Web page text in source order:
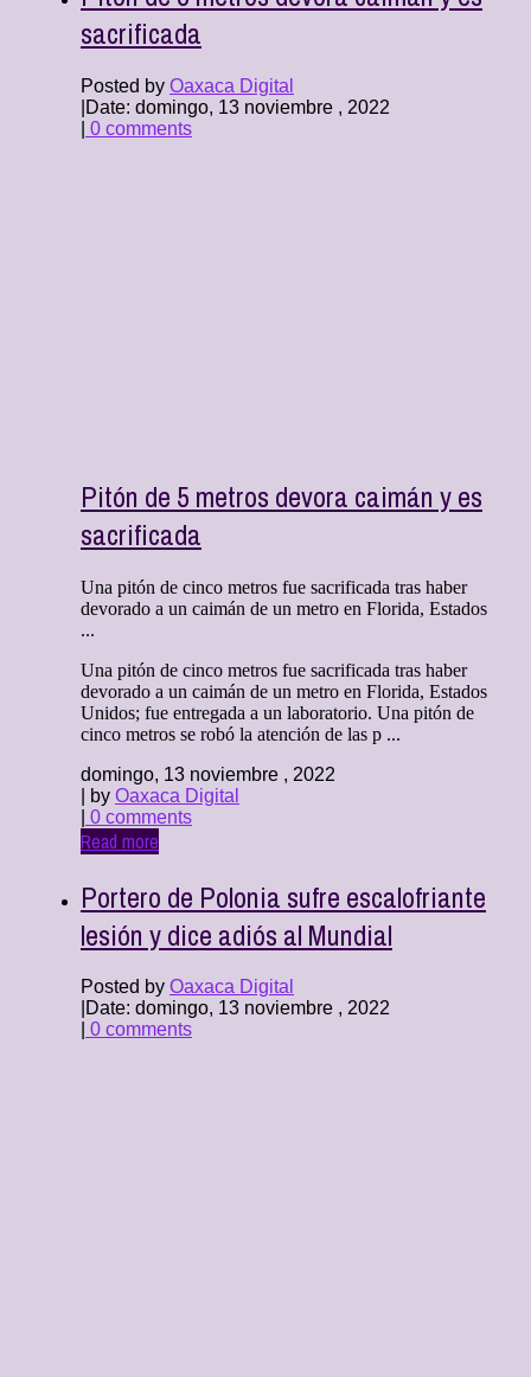
sacrificada
Posted by Oaxaca Digital
Date: domingo, 13 noviembre , 2022
0 comments
Pitón de 5 metros devora caimán y es
sacrificada
Una pitón de cinco metros fue sacrificada tras haber
devorado a un caimán de un metro en Florida, Estados
...
Una pitón de cinco metros fue sacrificada tras haber
devorado a un caimán de un metro en Florida, Estados
Unidos; fue entregada a un laboratorio. Una pitón de
cinco metros se robó la atención de las p ...
domingo, 13 noviembre , 2022
| by Oaxaca Digital
0 comments
Read more
Portero de Polonia sufre escalofriante
lesión y dice adiós al Mundial
Posted by Oaxaca Digital
Date: domingo, 13 noviembre , 2022
0 comments